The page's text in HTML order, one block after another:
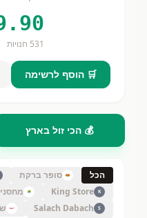
531 חנויות
🛒 הוסף לרשימה
💰 הכי זול בארץ
הכל סופר ברקת
K
King Store
S
Salach Dabach